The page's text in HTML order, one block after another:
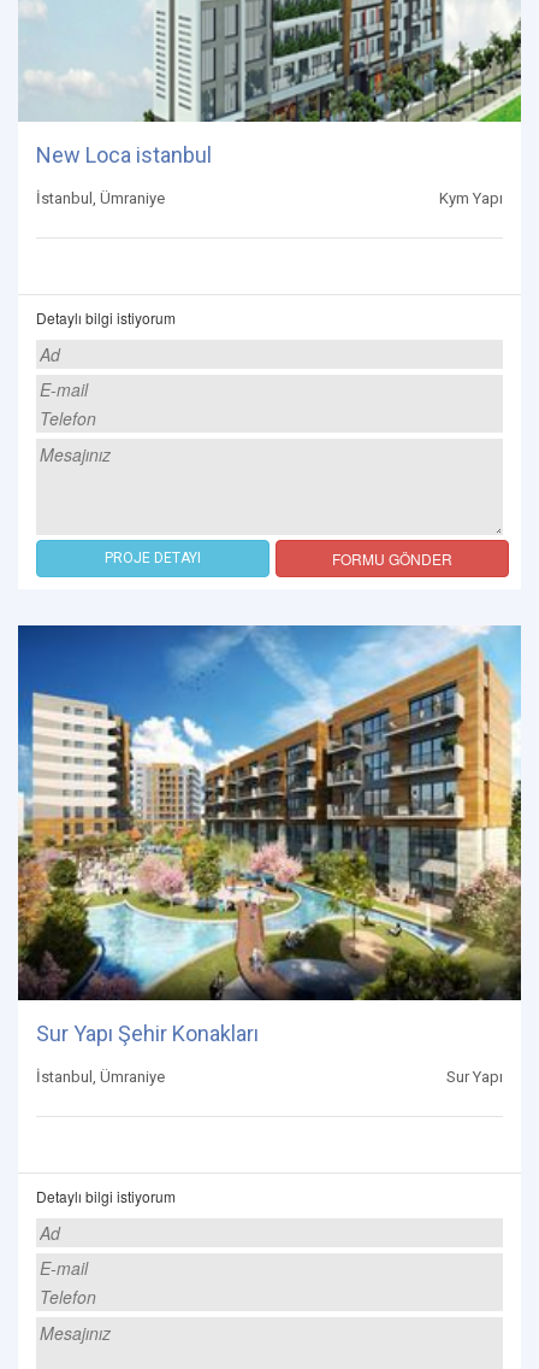
New Loca istanbul
İstanbul, Ümraniye Kym Yapı
Detaylı bilgi istiyorum
PROJE DETAYI FORMU GÖNDER
Sur Yapı Şehir Konakları
İstanbul, Ümraniye Sur Yapı
Detaylı bilgi istiyorum